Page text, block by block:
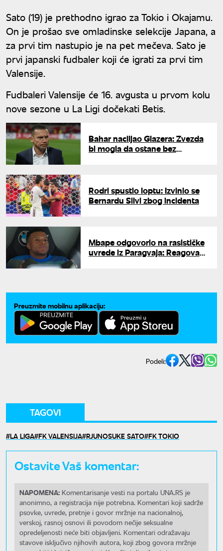
Sato (19) je prethodno igrao za Tokio i Okajamu.
On je prošao sve omladinske selekcije Japana, a
za prvi tim nastupio je na pet mečeva. Sato je
prvi japanski fudbaler koji će igrati za prvi tim
Valensije.
Fudbaleri Valensije će 16. avgusta u prvom kolu
nove sezone u La Ligi dočekati Betis.
Bahar naciljao Glazera: Zvezda
bi mogla da ostane bez
Rodri spustio loptu: Izvinio se
Bernardu Silvi zbog incidenta
Mbape odgovorio na rasističke
uvrede iz Paragvaja: Reagovao i
Preuzmite mobilnu aplikaciju:
Podeli:
TAGOVI
LA LIGA FK VALENSIJA RJUNOSUKE SATO FK TOKIO
Ostavite Vaš komentar:
NAPOMENA: Komentarisanje vesti na portalu UNA.RS je
anonimno, a registracija nije potrebna. Komentari koji sadrže
psovke, uvrede, pretnje i govor mržnje na nacionalnoj,
verskoj, rasnoj osnovi ili povodom nečije seksualne
opredeljenosti neće biti objavljeni. Komentari odražavaju
stavove isključivo njihovih autora, koji zbog govora mržnje